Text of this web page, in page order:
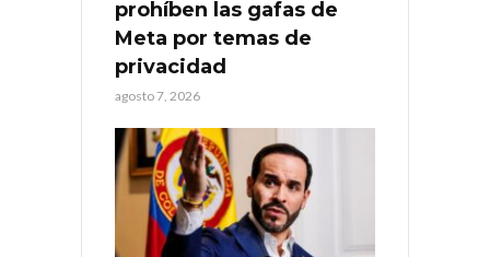
prohíben las gafas de
Meta por temas de
privacidad
agosto 7, 2026